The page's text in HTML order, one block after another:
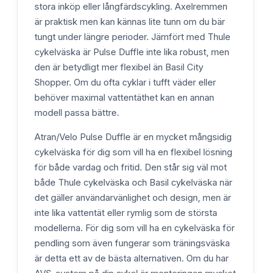
stora inköp eller långfärdscykling. Axelremmen
är praktisk men kan kännas lite tunn om du bär
tungt under längre perioder. Jämfört med Thule
cykelväska är Pulse Duffle inte lika robust, men
den är betydligt mer flexibel än Basil City
Shopper. Om du ofta cyklar i tufft väder eller
behöver maximal vattentäthet kan en annan
modell passa bättre.
Atran/Velo Pulse Duffle är en mycket mångsidig
cykelväska för dig som vill ha en flexibel lösning
för både vardag och fritid. Den står sig väl mot
både Thule cykelväska och Basil cykelväska när
det gäller användarvänlighet och design, men är
inte lika vattentät eller rymlig som de största
modellerna. För dig som vill ha en cykelväska för
pendling som även fungerar som träningsväska
är detta ett av de bästa alternativen. Om du har